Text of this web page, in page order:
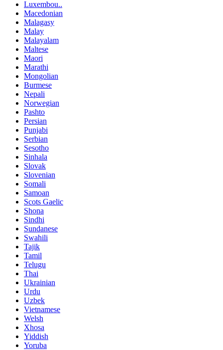
Luxembou..
Macedonian
Malagasy
Malay
Malayalam
Maltese
Maori
Marathi
Mongolian
Burmese
Nepali
Norwegian
Pashto
Persian
Punjabi
Serbian
Sesotho
Sinhala
Slovak
Slovenian
Somali
Samoan
Scots Gaelic
Shona
Sindhi
Sundanese
Swahili
Tajik
Tamil
Telugu
Thai
Ukrainian
Urdu
Uzbek
Vietnamese
Welsh
Xhosa
Yiddish
Yoruba